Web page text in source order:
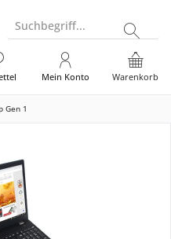
Suchbegriff...
Warenkorb
Mein Konto
Gen 1